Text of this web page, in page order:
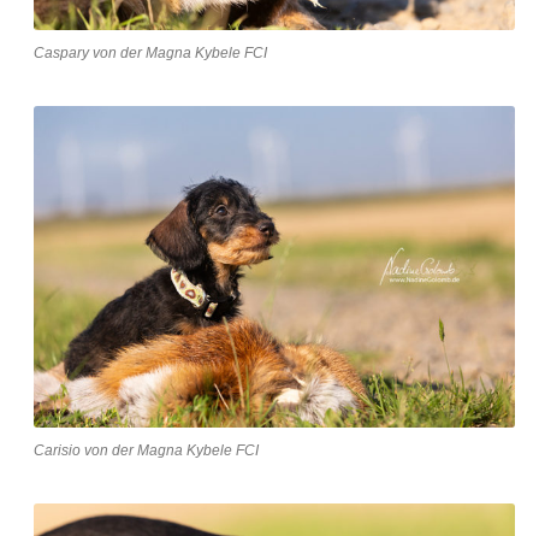
Caspary von der Magna Kybele FCI
Carisio von der Magna Kybele FCI